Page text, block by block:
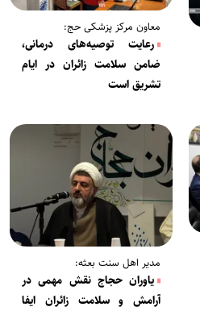
معاون مرکز پزشکی حج:
رعایت توصیه‌های درمانی،
ضامن سلامت زائران در ایام
تشریق است
مدیر اهل سنت بعثه:
یاوران حجاج نقش مهمی در
آرامش و سلامت زائران ایفا